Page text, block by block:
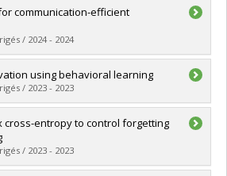
communication-efficient
/ 2024 - 2024
Charles-Étienne
Sc.
dans Papyrus
using behavioral learning
/ 2023 - 2023
Sonwa, Medric B.
Sc.
dans Papyrus
cross-entropy to control forgetting
/ 2023 - 2023